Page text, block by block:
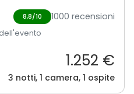
8,8/10 1000 recensioni
1.252 €
3 notti, 1 camera, 1 ospite